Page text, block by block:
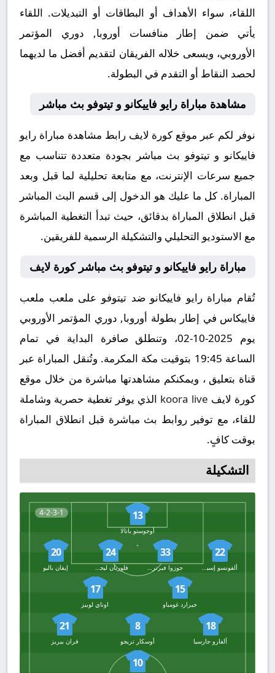
اللقاء، سواء الأهداف أو البطاقات أو التبديلات. اللقاء
يأتي ضمن إطار منافسات أوروبا, دوري المؤتمر
الأوروبي، ويسعى خلاله الفريقان لتقديم أفضل ما لديهما
لحصد النقاط أو التقدم في البطولة.
مشاهدة مباراة رايو فاييكانو و تيتوفو بث مباشر
نوفر لكم عبر موقع كورة لايف رابط مشاهدة مباراة رايو
فاييكانو و تيتوفو بث مباشر بجودة متعددة تتناسب مع
جميع سرعات الإنترنت، مع متابعة تحليلية لما قبل وبعد
المباراة. كل ما عليك هو الدخول إلى قسم البث المباشر
قبل انطلاق المباراة بدقائق، حيث تبدأ التغطية المباشرة
مع الاستوديو التحليلي والتشكيلة الرسمية للفريقين.
مباراة رايو فاييكانو و تيتوفو بث مباشر كورة لايف
تُقام مباراة رايو فاييكانو ضد تيتوفو على ملعب ملعب
فاييكاس في إطار بطولة أوروبا, دوري المؤتمر الأوروبي
يوم 2025-10-02، وتنطلق صافرة البداية في تمام
الساعة 19:45 بتوقيت مكة المكرمة. وتُنقل المباراة عبر
قناة بتعليق ، ويمكنكم مشاهدتها مباشرة من خلال موقع
كورة لايف koora live الذي يوفر تغطية حصرية وشاملة
للقاء، مع توفير روابط بث مباشرة قبل انطلاق المباراة
بوقت كافٍ.
التشكيلة
4-2-3-1 13
أوجوستو باتالا
22
ألفونسو إسبينو
33
جوزوا فيرتراود
24
فلوريان ليجويني
20
إيفان باليو
15
جيرارد غومباو
17
اوناي لوبيز
18
ألفارو جارسيا
8
أوسكار تريجو
21
فران بيريز
10